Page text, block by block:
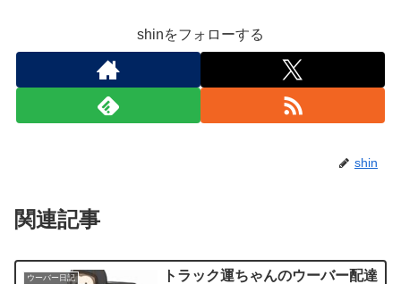
shinをフォローする
shin
関連記事
ウーバー日記
トラック運ちゃんのウーバー配達